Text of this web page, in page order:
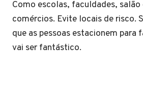
Como escolas, faculdades, salão
comércios. Evite locais de risco.
que as pessoas estacionem para
vai ser fantástico.